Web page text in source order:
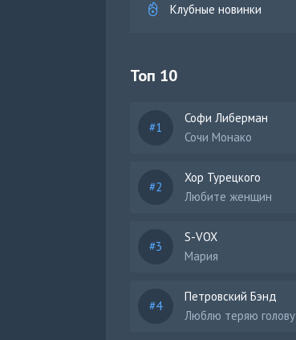
Клубные новинки
Топ 10
Софи Либерман
Сочи Монако
Хор Турецкого
Любите женщин
S-VOX
Мария
Петровский Бэнд
Люблю теряю голову